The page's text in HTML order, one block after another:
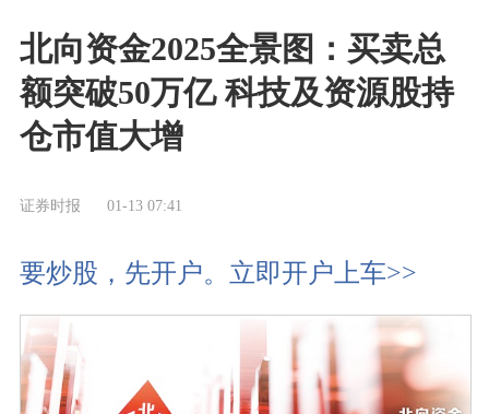
北向资金2025全景图：买卖总
额突破50万亿 科技及资源股持
仓市值大增
证券时报 01-13 07:41
要炒股，先开户。立即开户上车>>